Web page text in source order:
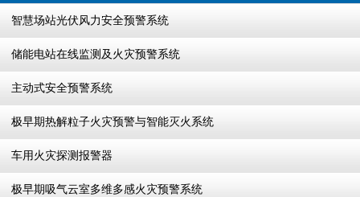
智慧场站光伏风力安全预警系统
储能电站在线监测及火灾预警系统
主动式安全预警系统
极早期热解粒子火灾预警与智能灭火系统
车用火灾探测报警器
极早期吸气云室多维多感火灾预警系统